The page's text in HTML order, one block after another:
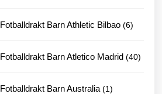
Fotballdrakt Barn Athletic Bilbao 66
Fotballdrakt Barn Atletico Madrid 4040
Fotballdrakt Barn Australia 11